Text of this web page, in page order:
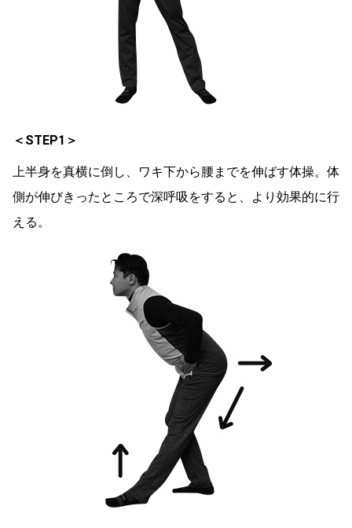
＜STEP1＞
上半身を真横に倒し、ワキ下から腰までを伸ばす体操。体
側が伸びきったところで深呼吸をすると、より効果的に行
える。